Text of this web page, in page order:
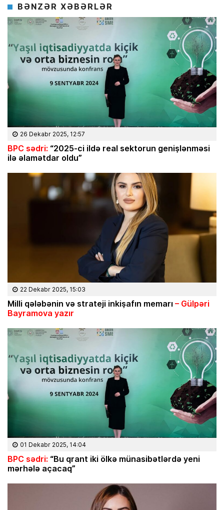
BƏNZƏR XƏBƏRLƏR
26 Dekabr 2025, 12:57
BPC sədri: “2025-ci ildə real sektorun genişlənməsi
ilə əlamətdar oldu”
22 Dekabr 2025, 15:03
Milli qələbənin və strateji inkişafın memarı– Gülpəri
Bayramova yazır
01 Dekabr 2025, 14:04
BPC sədri: “Bu qrant iki ölkə münasibətlərdə yeni
mərhələ açacaq”